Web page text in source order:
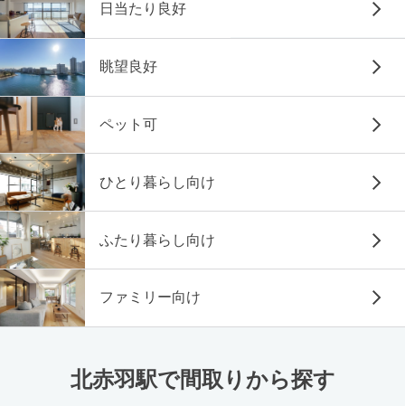
日当たり良好
眺望良好
ペット可
ひとり暮らし向け
ふたり暮らし向け
ファミリー向け
北赤羽駅で間取りから探す